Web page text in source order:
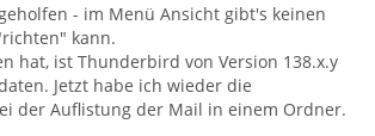
- im Menü Ansicht gibt's keinen
kann.
hat, ist Thunderbird von Version 138.x.y
Jetzt habe ich wieder die
der Auflistung der Mail in einem Ordner.